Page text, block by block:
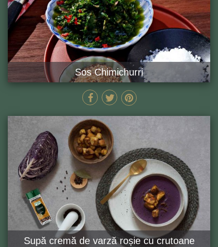
Sos Chimichurri
MIN GĂTEȘTE ACUM
Supă cremă de varză roșie cu crutoane